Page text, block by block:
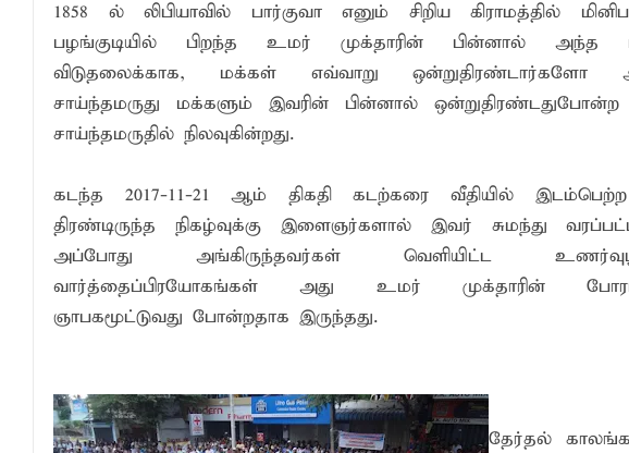
1858 ல் லிபியாவில் பார்குவா எனும் சிறிய கிராமத்தில்
பழங்குடியில் பிறந்த உமர் முக்தாரின் பின்னால் அந்த
விடுதலைக்காக, மக்கள் எவ்வாறு ஒன்றுதிரண்டார்களோ
சாய்ந்தமருது மக்களும் இவரின் பின்னால் ஒன்றுதிரண்டதுபோன்ற
சாய்ந்தமருதில் நிலவுகின்றது.
கடந்த 2017-11-21 ஆம் திகதி கடற்கரை வீதியில்
திரண்டிருந்த நிகழ்வுக்கு இளைஞர்களால் இவர் சுமந்து
அப்போது அங்கிருந்தவர்கள் வெளியிட்ட
வார்த்தைப்பிரயோகங்கள் அது உமர் முக்தாரின்
ஞாபகமூட்டுவது போன்றதாக இருந்தது.
தேர்தல்